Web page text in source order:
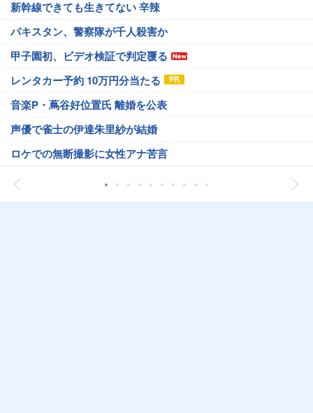
新幹線できても生きてない 辛辣
パキスタン、警察隊が千人殺害か
甲子園初、ビデオ検証で判定覆る
レンタカー予約 10万円分当たる
音楽P・蔦谷好位置氏 離婚を公表
声優で雀士の伊達朱里紗が結婚
ロケでの無断撮影に女性アナ苦言